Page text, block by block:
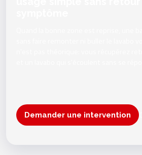
Demander une intervention